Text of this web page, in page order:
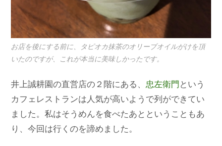
お店を後にする前に、タピオカ抹茶のオリーブオイルがけを頂
いたのですが、これが本当に美味しかったです。
井上誠耕園の直営店の２階にある、 忠左衛門 という
カフェレストランは人気が高いようで列ができてい
ました。私はそうめんを食べたあとということもあ
り、今回は行くのを諦めました。